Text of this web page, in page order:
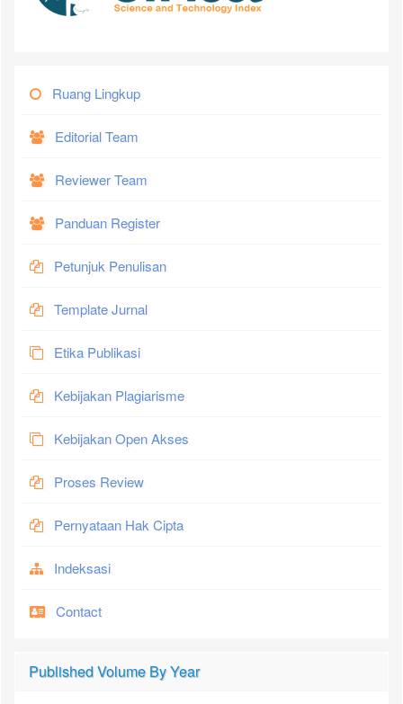
Ruang Lingkup
Editorial Team
Reviewer Team
Panduan Register
Petunjuk Penulisan
Template Jurnal
Etika Publikasi
Kebijakan Plagiarisme
Kebijakan Open Akses
Proses Review
Pernyataan Hak Cipta
Indeksasi
Contact
Published Volume By Year